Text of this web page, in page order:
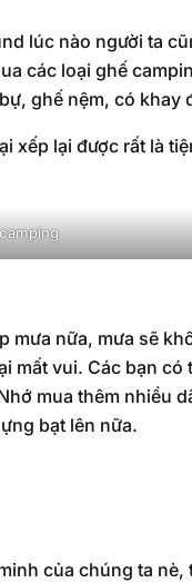
lúc nào người ta
các loại ghế
ghế nệm, có khay
xếp lại được rất là
mưa nữa, mưa sẽ
mất vui. Các bạn
mua thêm nhiều
bạt lên nữa.
của chúng ta